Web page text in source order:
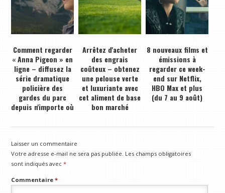
Comment regarder
« Anna Pigeon » en
ligne – diffusez la
série dramatique
policière des
gardes du parc
depuis n'importe où
Arrêtez d'acheter
des engrais
coûteux – obtenez
une pelouse verte
et luxuriante avec
cet aliment de base
bon marché
8 nouveaux films et
émissions à
regarder ce week-
end sur Netflix,
HBO Max et plus
(du 7 au 9 août)
Laisser un commentaire
Votre adresse e-mail ne sera pas publiée. Les champs obligatoires
sont indiqués avec*
Commentaire*